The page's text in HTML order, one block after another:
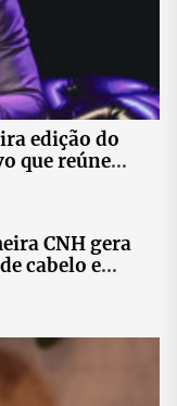
edição do
que reúne
mental e
CNH gera
cabelo e